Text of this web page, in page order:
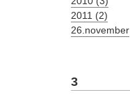
2011 (2)
26.november
3